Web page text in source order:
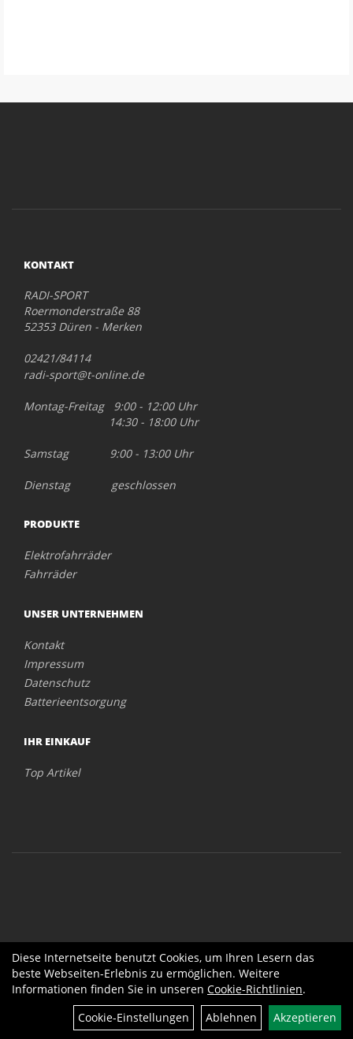
KONTAKT
RADI-SPORT
Roermonderstraße 88
52353 Düren - Merken
02421/84114
radi-sport@t-online.de
Montag-Freitag 9:00 - 12:00 Uhr
14:30 - 18:00 Uhr
Samstag 9:00 - 13:00 Uhr
Dienstag geschlossen
PRODUKTE
Elektrofahrräder
Fahrräder
UNSER UNTERNEHMEN
Kontakt
Impressum
Datenschutz
Batterieentsorgung
IHR EINKAUF
Top Artikel
Diese Internetseite benutzt Cookies, um Ihren Lesern das
beste Webseiten-Erlebnis zu ermöglichen. Weitere
Informationen finden Sie in unseren Cookie-Richtlinien.
Cookie-Einstellungen
Ablehnen Akzeptieren